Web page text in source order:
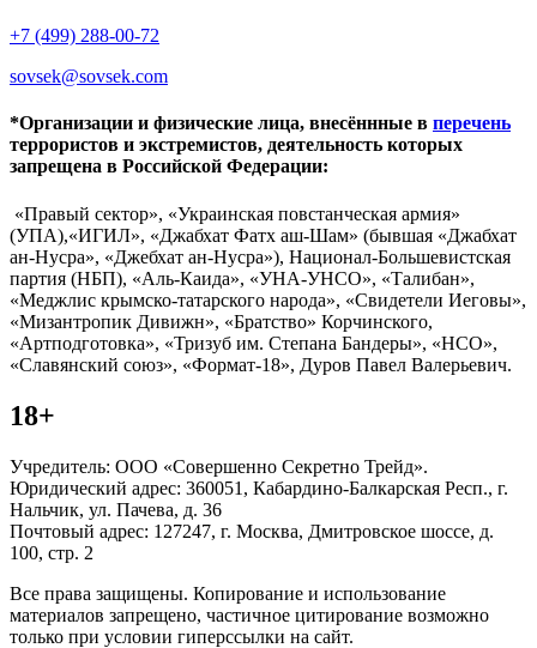
+7 (499) 288-00-72
sovsek@sovsek.com
*Организации и физические лица, внесённные в перечень
террористов и экстремистов, деятельность которых
запрещена в Российской Федерации:
«Правый сектор», «Украинская повстанческая армия»
(УПА),«ИГИЛ», «Джабхат Фатх аш-Шам» (бывшая «Джабхат
ан-Нусра», «Джебхат ан-Нусра»), Национал-Большевистская
партия (НБП), «Аль-Каида», «УНА-УНСО», «Талибан»,
«Меджлис крымско-татарского народа», «Свидетели Иеговы»,
«Мизантропик Дивижн», «Братство» Корчинского,
«Артподготовка», «Тризуб им. Степана Бандеры», «НСО»,
«Славянский союз», «Формат-18», Дуров Павел Валерьевич.
18+
Учредитель: ООО «Совершенно Секретно Трейд».
Юридический адрес: 360051, Кабардино-Балкарская Респ., г.
Нальчик, ул. Пачева, д. 36
Почтовый адрес: 127247, г. Москва, Дмитровское шоссе, д.
100, стр. 2
Все права защищены. Копирование и использование
материалов запрещено, частичное цитирование возможно
только при условии гиперссылки на сайт.